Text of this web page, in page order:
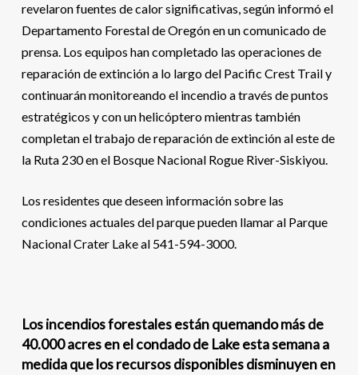
revelaron fuentes de calor significativas, según informó el
Departamento Forestal de Oregón en un comunicado de
prensa. Los equipos han completado las operaciones de
reparación de extinción a lo largo del Pacific Crest Trail y
continuarán monitoreando el incendio a través de puntos
estratégicos y con un helicóptero mientras también
completan el trabajo de reparación de extinción al este de
la Ruta 230 en el Bosque Nacional Rogue River-Siskiyou.
Los residentes que deseen información sobre las
condiciones actuales del parque pueden llamar al Parque
Nacional Crater Lake al 541-594-3000.
Los incendios forestales están quemando más de
40.000 acres en el condado de Lake esta semana a
medida que los recursos disponibles disminuyen en